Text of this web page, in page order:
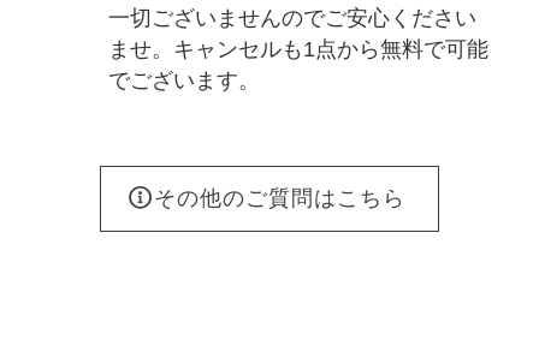
一切ございませんのでご安心ください
ませ。キャンセルも1点から無料で可能
でございます。
その他のご質問はこちら